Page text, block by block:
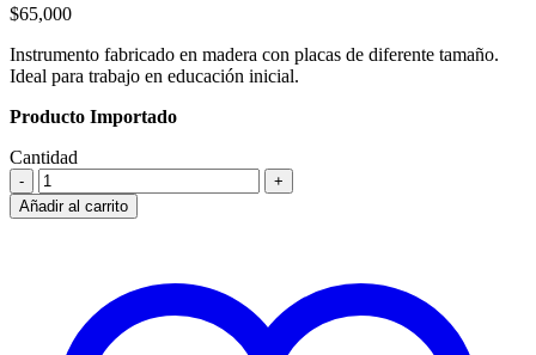
$65,000
Instrumento fabricado en madera con placas de diferente tamaño.
Ideal para trabajo en educación inicial.
Producto Importado
Cantidad
Añadir al carrito